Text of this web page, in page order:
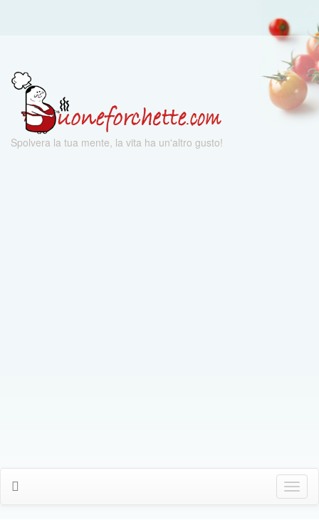
Spolvera la tua mente, la vita ha un'altro gusto!
Click
Me